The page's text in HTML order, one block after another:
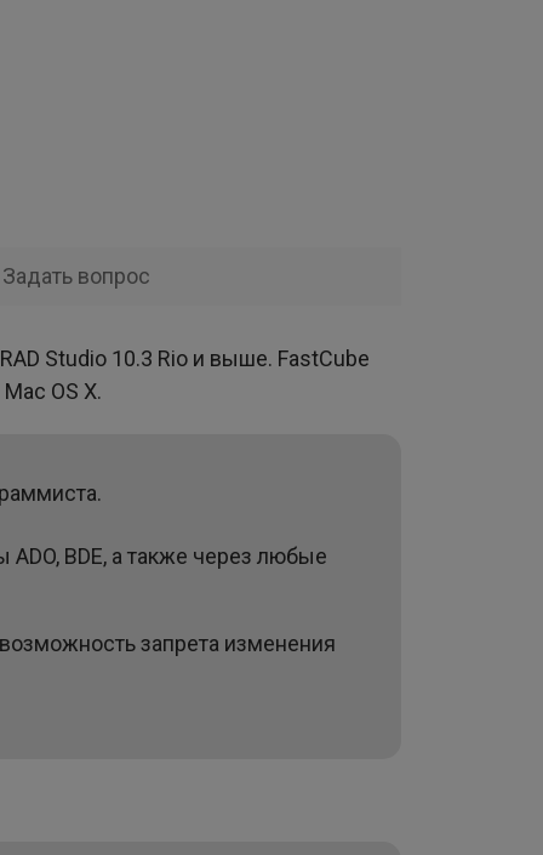
Задать вопрос
Studio 10.3 Rio и выше. FastCube
OS X.
BDE, а также через любые
запрета изменения